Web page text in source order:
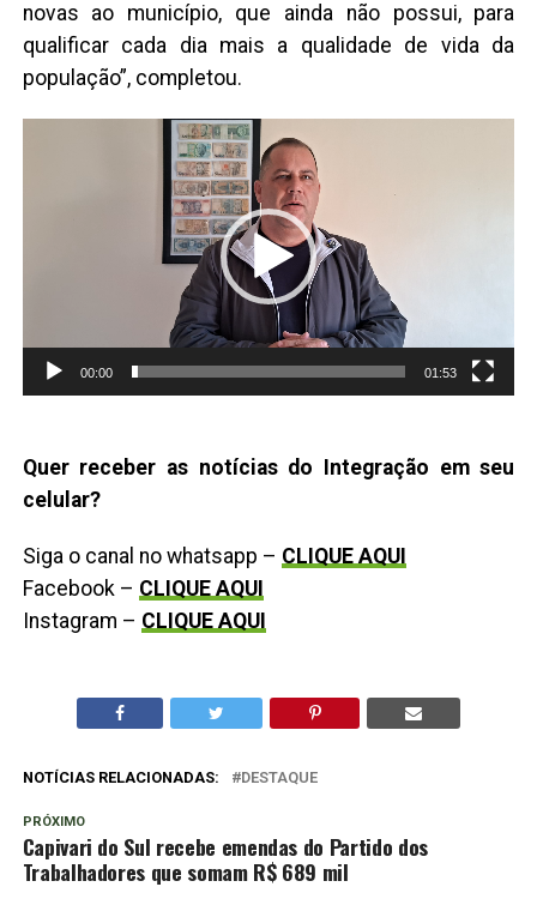
novas ao município, que ainda não possui, para
qualificar cada dia mais a qualidade de vida da
população”, completou.
00:00 01:53
Quer receber as notícias do Integração em seu
celular?
Siga o canal no whatsapp – CLIQUE AQUI
Facebook – CLIQUE AQUI
Instagram – CLIQUE AQUI
NOTÍCIAS RELACIONADAS: DESTAQUE
PRÓXIMO
Capivari do Sul recebe emendas do Partido dos
Trabalhadores que somam R$ 689 mil